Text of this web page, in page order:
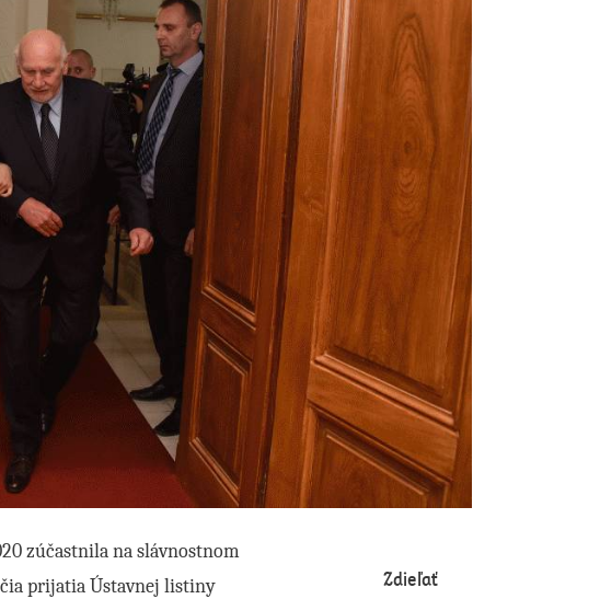
zúčastnila na slávnostnom
prijatia Ústavnej listiny
Zdieľať